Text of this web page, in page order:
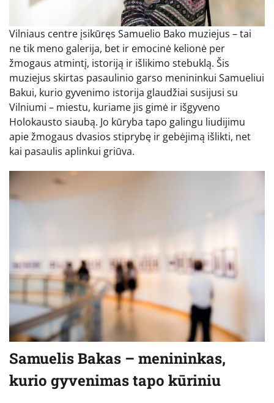
Vilniaus centre įsikūręs Samuelio Bako muziejus – tai
ne tik meno galerija, bet ir emocinė kelionė per
žmogaus atmintį, istoriją ir išlikimo stebuklą. Šis
muziejus skirtas pasaulinio garso menininkui Samueliui
Bakui, kurio gyvenimo istorija glaudžiai susijusi su
Vilniumi – miestu, kuriame jis gimė ir išgyveno
Holokausto siaubą. Jo kūryba tapo galingu liudijimu
apie žmogaus dvasios stiprybę ir gebėjimą išlikti, net
kai pasaulis aplinkui griūva.
Samuelis Bakas – menininkas,
kurio gyvenimas tapo kūriniu